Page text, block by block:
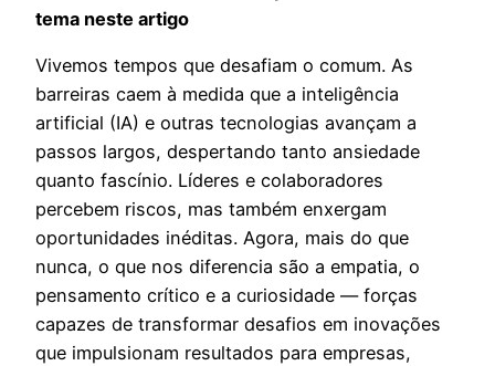
tema neste artigo
Vivemos tempos que desafiam o comum. As
barreiras caem à medida que a inteligência
artificial (IA) e outras tecnologias avançam a
passos largos, despertando tanto ansiedade
quanto fascínio. Líderes e colaboradores
percebem riscos, mas também enxergam
oportunidades inéditas. Agora, mais do que
nunca, o que nos diferencia são a empatia, o
pensamento crítico e a curiosidade — forças
capazes de transformar desafios em inovações
que impulsionam resultados para empresas,